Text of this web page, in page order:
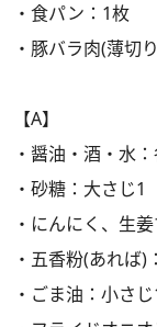
・食パン：1枚
・豚バラ肉(薄切
【A】
・醤油・酒・水
・砂糖：大さじ1
・にんにく、生
・五香粉(あれば)
・ごま油：小さじ